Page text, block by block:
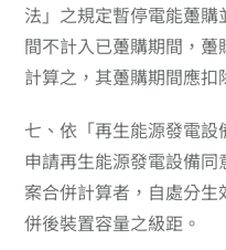
法」之規定暫停電能躉
間不計入已躉購期間，
計算之，其躉購期間應扣
七、依「再生能源發電設
申請再生能源發電設備
案合併計算者，自處分
併後裝置容量之級距。